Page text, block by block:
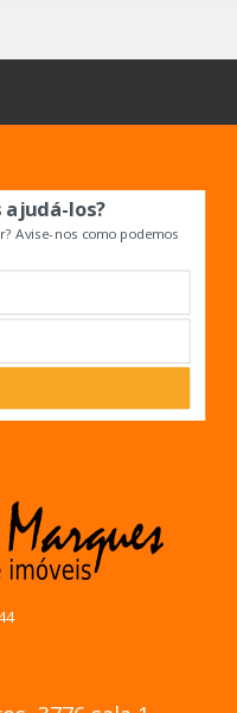
ajudá-los?
Avise-nos como podemos